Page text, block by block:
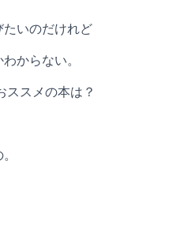
たいのだけれど
からない。
ススメの本は？